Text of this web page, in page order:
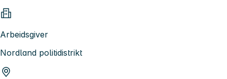
Arbeidsgiver
Nordland politidistrikt